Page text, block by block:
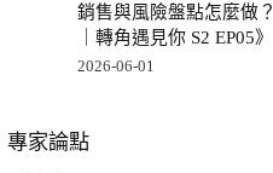
銷售與風險盤點怎麼做？
｜轉角遇見你 S2 EP05》
2026-06-01
專家論點